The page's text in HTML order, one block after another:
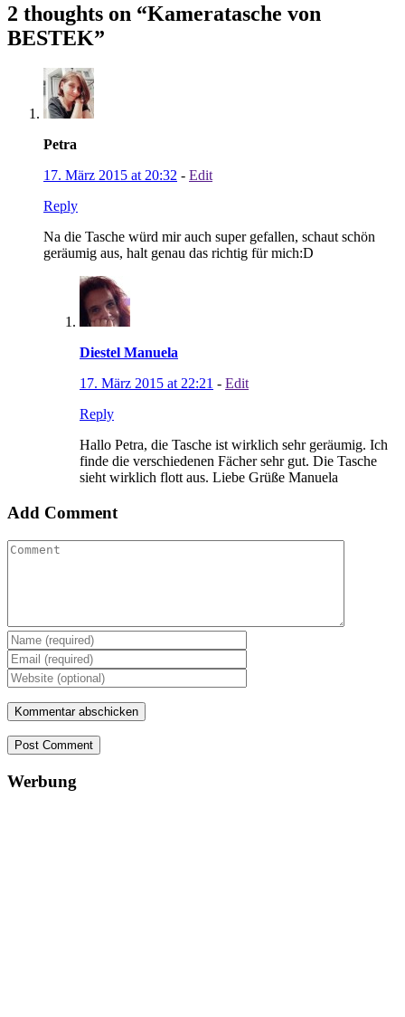
2 thoughts on “Kameratasche von
BESTEK”
Petra
17. März 2015 at 20:32 - Edit
Reply
Na die Tasche würd mir auch super gefallen, schaut schön
geräumig aus, halt genau das richtig für mich:D
Diestel Manuela
17. März 2015 at 22:21 - Edit
Reply
Hallo Petra, die Tasche ist wirklich sehr geräumig. Ich
finde die verschiedenen Fächer sehr gut. Die Tasche
sieht wirklich flott aus. Liebe Grüße Manuela
Add Comment
Post Comment
Werbung